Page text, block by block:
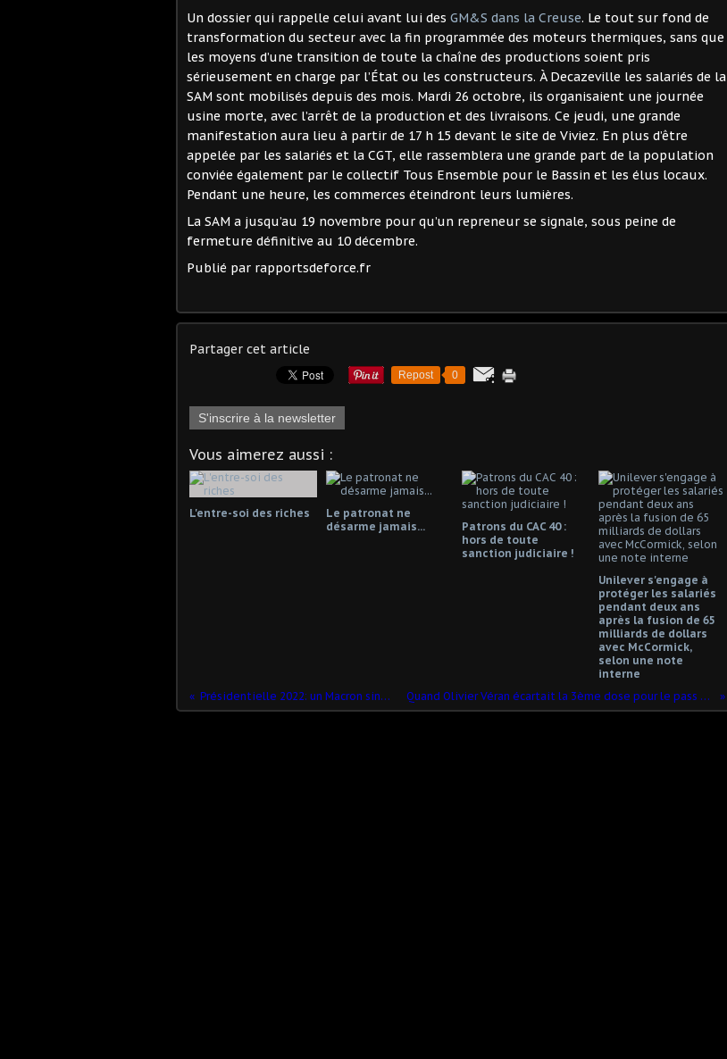
Un dossier qui rappelle celui avant lui des GM&S dans la Creuse. Le tout sur fond de
transformation du secteur avec la fin programmée des moteurs thermiques, sans que
les moyens d’une transition de toute la chaîne des productions soient pris
sérieusement en charge par l’État ou les constructeurs. À Decazeville les salariés de la
SAM sont mobilisés depuis des mois. Mardi 26 octobre, ils organisaient une journée
usine morte, avec l’arrêt de la production et des livraisons. Ce jeudi, une grande
manifestation aura lieu à partir de 17 h 15 devant le site de Viviez. En plus d’être
appelée par les salariés et la CGT, elle rassemblera une grande part de la population
conviée également par le collectif Tous Ensemble pour le Bassin et les élus locaux.
Pendant une heure, les commerces éteindront leurs lumières.
La SAM a jusqu’au 19 novembre pour qu’un repreneur se signale, sous peine de
fermeture définitive au 10 décembre.
Publié par rapportsdeforce.fr
Partager cet article
Repost 0
S'inscrire à la newsletter
Vous aimerez aussi :
L'entre-soi des riches
Le patronat ne
désarme jamais...
Patrons du CAC 40 :
hors de toute
sanction judiciaire !
Unilever s'engage à
protéger les salariés
pendant deux ans
après la fusion de 65
milliards de dollars
avec McCormick,
selon une note
interne
Présidentielle 2022: un Macron sinon rien
Quand Olivier Véran écartait la 3ème dose pour le pass sanitaire